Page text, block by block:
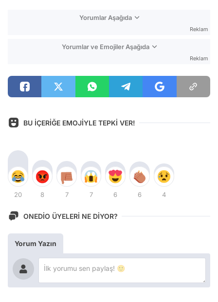
Yorumlar Aşağıda
Reklam
Yorumlar ve Emojiler Aşağıda
Reklam
BU İÇERİĞE EMOJİYLE TEPKİ VER!
20 8 7 7 6 6 4
ONEDİO ÜYELERİ NE DİYOR?
Yorum Yazın